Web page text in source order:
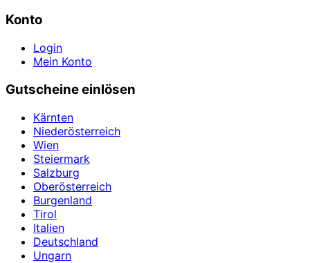
Konto
Login
Mein Konto
Gutscheine einlösen
Kärnten
Niederösterreich
Wien
Steiermark
Salzburg
Oberösterreich
Burgenland
Tirol
Italien
Deutschland
Ungarn